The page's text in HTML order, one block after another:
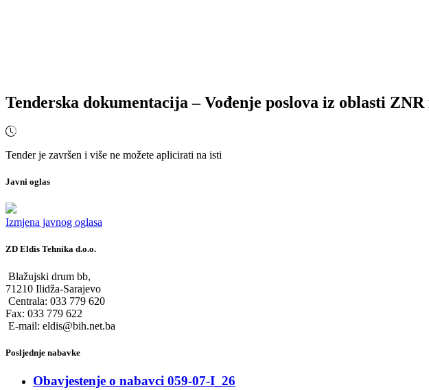
Tenderska dokumentacija – Vođenje poslova iz oblasti
Tender je završen i više ne možete aplicirati na isti
Javni oglas
Izmjena javnog oglasa
ZD Eldis Tehnika d.o.o.
Blažujski drum bb,
71210 Ilidža-Sarajevo
Centrala: 033 779 620
Fax: 033 779 622
E-mail: eldis@bih.net.ba
Posljednje nabavke
Obavjestenje o nabavci 059-07-I_26